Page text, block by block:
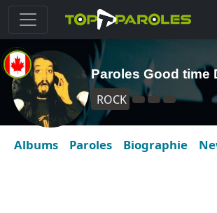
Paroles Good time
ROCK
Albums Paroles Biographie